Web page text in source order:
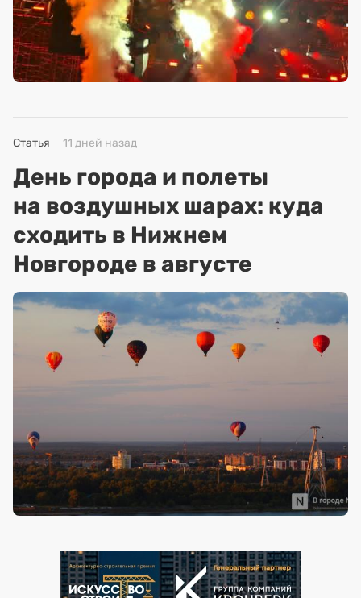
Статья 11 дней назад
День города и полеты
на воздушных шарах: куда
сходить в Нижнем
Новгороде в августе